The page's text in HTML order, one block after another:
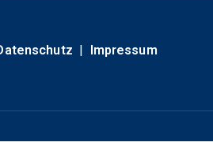
| Impressum